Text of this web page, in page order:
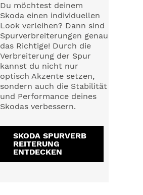
Du möchtest deinem
Skoda einen individuellen
Look verleihen? Dann sind
Spurverbreiterungen genau
das Richtige! Durch die
Verbreiterung der Spur
kannst du nicht nur
optisch Akzente setzen,
sondern auch die Stabilität
und Performance deines
Skodas verbessern.
SKODA SPURVERB
REITERUNG
ENTDECKEN